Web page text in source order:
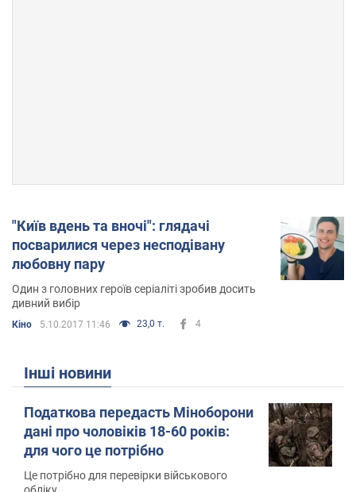
"Київ вдень ​​та вночі": глядачі
посварилися через несподівану
любовну пару
Один з головних героїв серіаліті зробив досить
дивний вибір
Кіно 5.10.2017 11:46 23,0 т. 4
Інші новини
Податкова передасть Міноборони
дані про чоловіків 18-60 років:
для чого це потрібно
Це потрібно для перевірки військового